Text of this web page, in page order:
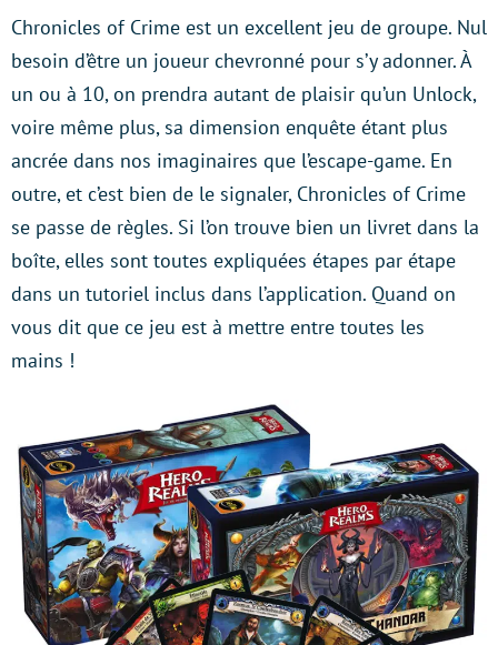
Chronicles of Crime est un excellent jeu de groupe. Nul
besoin d’être un joueur chevronné pour s’y adonner. À
un ou à 10, on prendra autant de plaisir qu’un Unlock,
voire même plus, sa dimension enquête étant plus
ancrée dans nos imaginaires que l’escape-game. En
outre, et c’est bien de le signaler, Chronicles of Crime
se passe de règles. Si l’on trouve bien un livret dans la
boîte, elles sont toutes expliquées étapes par étape
dans un tutoriel inclus dans l’application. Quand on
vous dit que ce jeu est à mettre entre toutes les
mains !